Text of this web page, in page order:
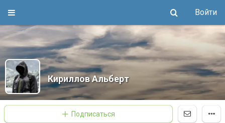
Войти
Кириллов Альберт
Подписаться